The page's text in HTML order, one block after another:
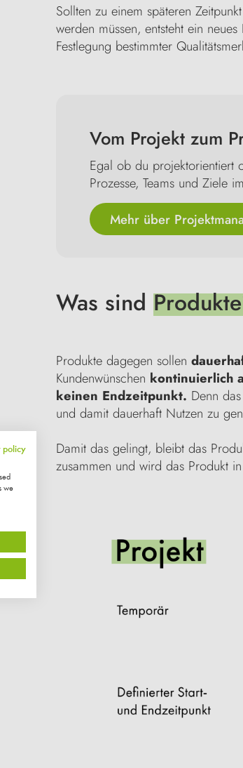
Sollten zu einem späteren
werden müssen, entsteht ein
Festlegung bestimmter
Vom Projekt zum
Egal ob du projektorientiert
Prozesse, Teams und Ziele
Mehr über
Was sind
Produkte dagegen sollen
Kundenwünschen kontinuierlich
keinen Endzeitpunkt. Denn
und damit dauerhaft Nutzen zu
Damit das gelingt, bleibt das
zusammen und wird das Produkt
policy
we